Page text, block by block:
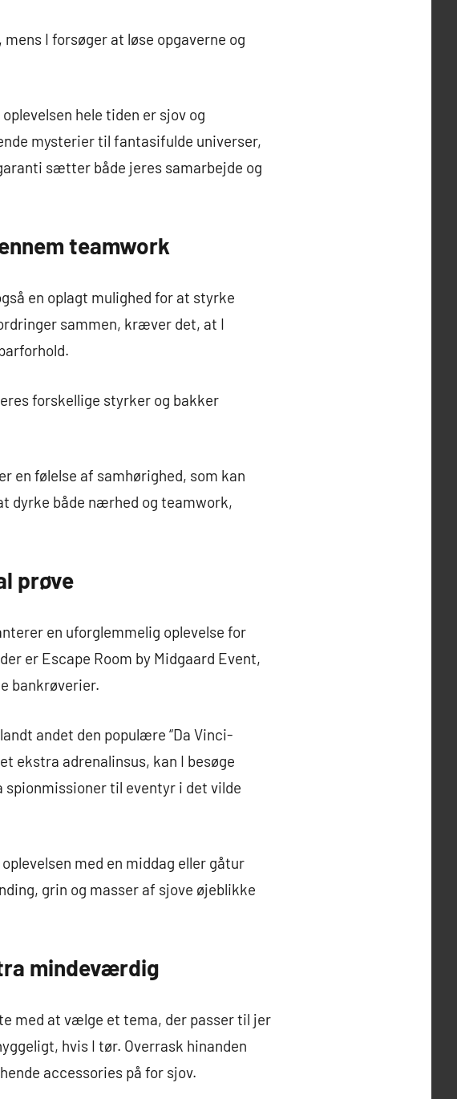
I forsøger at løse opgaverne og
hele tiden er sjov og
mysterier til fantasifulde universer,
sætter både jeres samarbejde og
teamwork
en oplagt mulighed for at styrke
sammen, kræver det, at I
forskellige styrker og bakker
en følelse af samhørighed, som kan
dyrke både nærhed og teamwork,
prøve
en uforglemmelig oplevelse for
er Escape Room by Midgaard Event,
bankrøverier.
andet den populære “Da Vinci-
ekstra adrenalinsus, kan I besøge
spionmissioner til eventyr i det vilde
med en middag eller gåtur
grin og masser af sjove øjeblikke
mindeværdig
med at vælge et tema, der passer til jer
hvis I tør. Overrask hinanden
accessories på for sjov.